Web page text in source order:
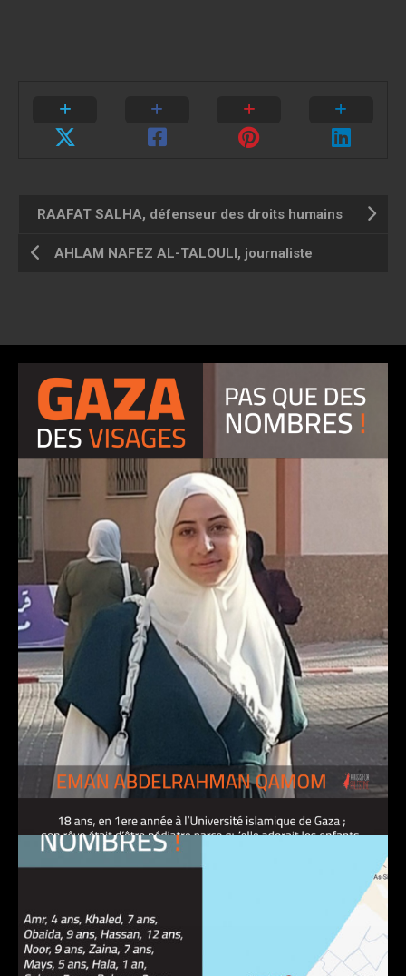
RAAFAT SALHA, défenseur des droits humains
AHLAM NAFEZ AL-TALOULI, journaliste
EMAN ABDELRAHMAN QAMOM, étudiante
21 janvier 2025